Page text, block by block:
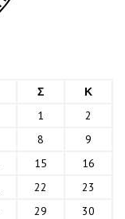
Σ
Κ
1
2
8
9
15
16
22
23
29
30